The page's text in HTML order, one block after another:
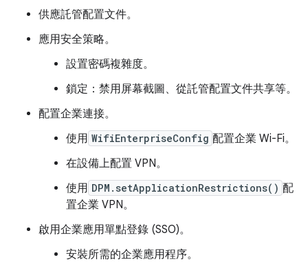
供應託管配置文件。
應用安全策略。
設置密碼複雜度。
鎖定：禁用屏幕截圖、從託管配置文件共享等。
配置企業連接。
使用 WifiEnterpriseConfig 配置企業 Wi-Fi。
在設備上配置 VPN。
使用 DPM.setApplicationRestrictions() 配
置企業 VPN。
啟用企業應用單點登錄 (SSO)。
安裝所需的企業應用程序。